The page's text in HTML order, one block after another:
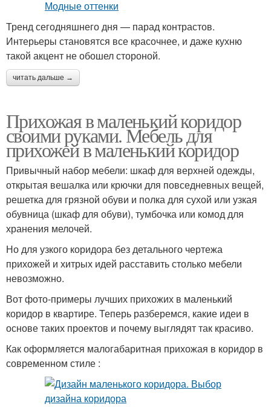
Тренд сегодняшнего дня — парад контрастов.
Интерьеры становятся все красочнее, и даже кухню
такой акцент не обошел стороной.
читать дальше →
Прихожая в маленький коридор
своими руками. Мебель для
прихожей в маленький коридор
Привычный набор мебели: шкаф для верхней одежды,
открытая вешалка или крючки для повседневных вещей,
решетка для грязной обуви и полка для сухой или узкая
обувница (шкаф для обуви), тумбочка или комод для
хранения мелочей.
Но для узкого коридора без детального чертежа
прихожей и хитрых идей расставить столько мебели
невозможно.
Вот фото-примеры лучших прихожих в маленький
коридор в квартире. Теперь разберемся, какие идеи в
основе таких проектов и почему выглядят так красиво.
Как оформляется малогабаритная прихожая в коридор в
современном стиле :